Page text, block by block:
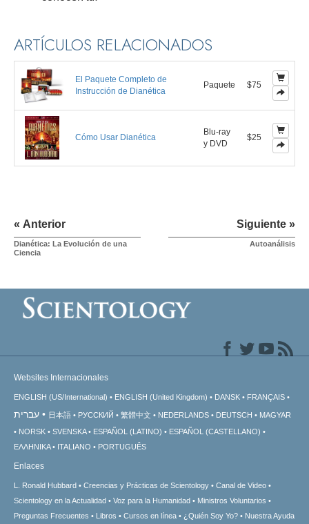
ARTÍCULOS RELACIONADOS
El Paquete Completo de
Instrucción de Dianética
Paquete $75
Cómo Usar Dianética
Blu-ray
y DVD
$25
« Anterior
Dianética: La Evolución de una
Ciencia
Siguiente »
Autoanálisis
Websites Internacionales
ENGLISH (US/International) ENGLISH (United Kingdom) DANSK FRANÇAIS
עברית 日本語 РУССКИЙ 繁體中文 NEDERLANDS DEUTSCH
MAGYAR
NORSK
SVENSKA ESPAÑOL (LATINO)
ESPAÑOL (CASTELLANO)
ΕΛΛΗΝΙΚA
ITALIANO PORTUGUÊS
Enlaces
L. Ronald Hubbard Creencias y Prácticas de Scientology
Canal de Video
Scientology en la Actualidad
Voz para la Humanidad
Ministros Voluntarios
Preguntas Frecuentes
Libros Cursos en línea ¿Quién Soy Yo? Nuestra Ayuda